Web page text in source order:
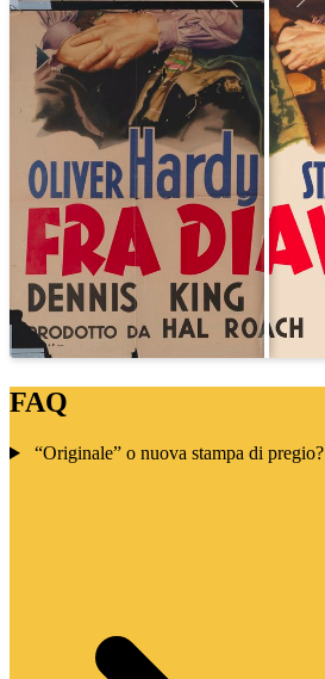
FAQ
“Originale” o nuova stampa di pregio?